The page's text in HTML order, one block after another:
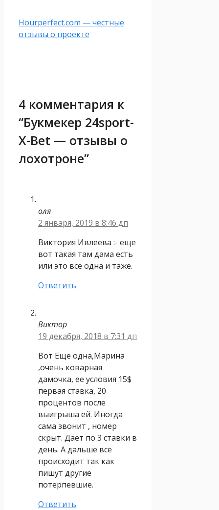
Hourperfect.com — честные
отзывы о проекте
4 комментария к
“Букмекер 24sport-
X-Bet — отзывы о
лохотроне”
оля
2 января, 2019 в 8:46 дп
Виктория Ивлеева :- еще
вот такая там дама есть
или это все одна и таже.
Ответить
Виктор
19 декабря, 2018 в 7:31 дп
Вот Еще одна,Марина
,очень коварная
дамочка, ее условия 15$
первая ставка, 20
процентов после
выигрыша ей. Иногда
сама звонит , номер
скрыт. Дает по 3 ставки в
день. А дальше все
происходит так как
пишут другие
потерпевшие.
Ответить